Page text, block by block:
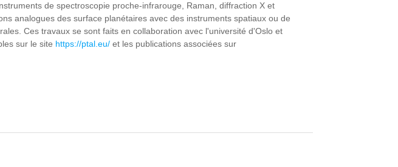
de spectroscopie proche-infrarouge, Raman, diffraction X et
analogues des surface planétaires avec des instruments spatiaux ou de
Ces travaux se sont faits en collaboration avec l'université d'Oslo et
sur le site https://ptal.eu/ et les publications associées sur